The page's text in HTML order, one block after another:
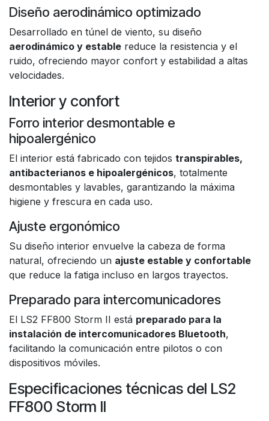
Diseño aerodinámico optimizado
Desarrollado en túnel de viento, su diseño
aerodinámico y estable reduce la resistencia y el
ruido, ofreciendo mayor confort y estabilidad a altas
velocidades.
Interior y confort
Forro interior desmontable e
hipoalergénico
El interior está fabricado con tejidos transpirables,
antibacterianos e hipoalergénicos, totalmente
desmontables y lavables, garantizando la máxima
higiene y frescura en cada uso.
Ajuste ergonómico
Su diseño interior envuelve la cabeza de forma
natural, ofreciendo un ajuste estable y confortable
que reduce la fatiga incluso en largos trayectos.
Preparado para intercomunicadores
El LS2 FF800 Storm II está preparado para la
instalación de intercomunicadores Bluetooth,
facilitando la comunicación entre pilotos o con
dispositivos móviles.
Especificaciones técnicas del LS2
FF800 Storm II